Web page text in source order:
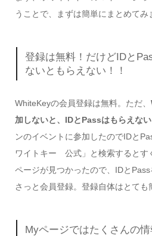
うことで、まずは簡単にまとめてみ
登録は無料！だけどIDと
ないともらえない！！
WhiteKeyの会員登録は無料。ただ、
加しないと、IDとPassはもらえない
ンのイベントに参加したのでIDと
ワイトキー 公式」と検索するとす
ページが見つかったので、IDと
さっと会員登録。登録自体はとても
Myページではたくさんの